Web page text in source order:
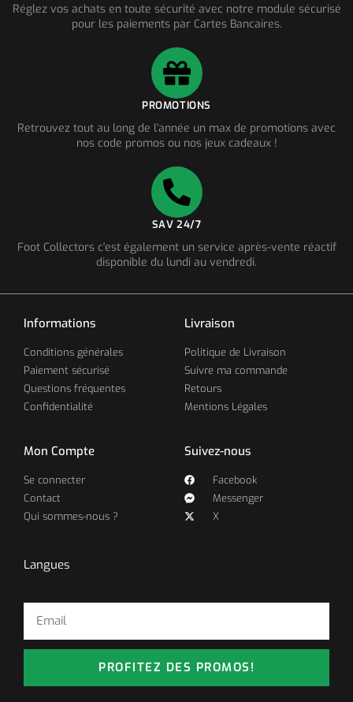
Réglez vos achats en toute sécurité avec notre module sécurisé
pour les paiements par Cartes Bancaires.
PROMOTIONS
Retrouvez tout au long de l'année un max de promotions avec
nos code promos ou nos jeux cadeaux !
SAV 24/7
Foot Collectors c'est également un service après-vente réactif
disponible du lundi au vendredi.
Informations
Conditions générales
Paiement sécurisé
Questions fréquentes
Confidentialité
Livraison
Politique de Livraison
Suivre ma commande
Retours
Mentions Légales
Mon Compte
Se connecter
Contact
Qui sommes-nous ?
Suivez-nous
Facebook
Messenger
X
Langues
PROFITEZ DES PROMOS!